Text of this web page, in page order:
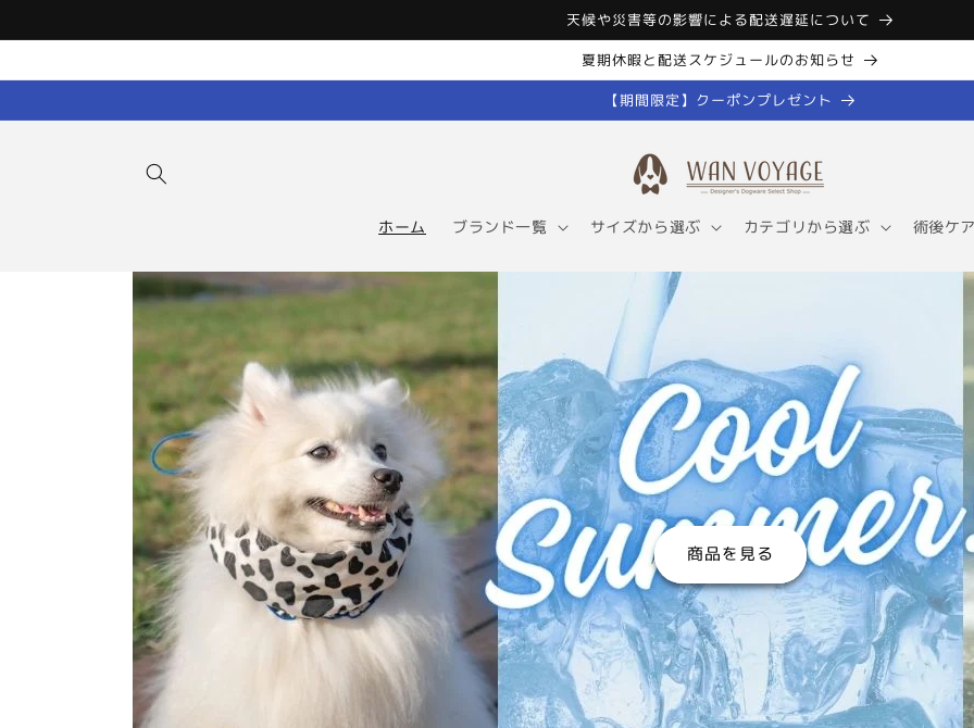
ツに進む
天候や災害等の影響による配送遅延について
夏期休暇と配送スケジュールのお知らせ
【期間限定】クーポンプレゼント
ホーム ブランド一覧 サイズから選ぶ カテゴリから選ぶ 術後ケ
商品を見る